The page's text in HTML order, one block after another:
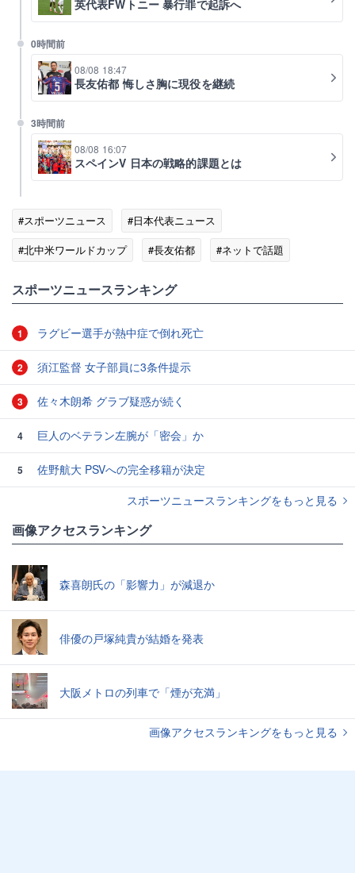
英代表FWトニー 暴行罪で起訴へ
0時間前
08/08 18:47
長友佑都 悔しさ胸に現役を継続
3時間前
08/08 16:07
スペインV 日本の戦略的課題とは
#スポーツニュース
#日本代表ニュース
#北中米ワールドカップ
#長友佑都
#ネットで話題
スポーツニュースランキング
1 ラグビー選手が熱中症で倒れ死亡
2 須江監督 女子部員に3条件提示
3 佐々木朗希 グラブ疑惑が続く
4 巨人のベテラン左腕が「密会」か
5
佐野航大 PSVへの完全移籍が決定
スポーツニュースランキングをもっと見る
画像アクセスランキング
森喜朗氏の「影響力」が減退か
俳優の戸塚純貴が結婚を発表
大阪メトロの列車で「煙が充満」
画像アクセスランキングをもっと見る